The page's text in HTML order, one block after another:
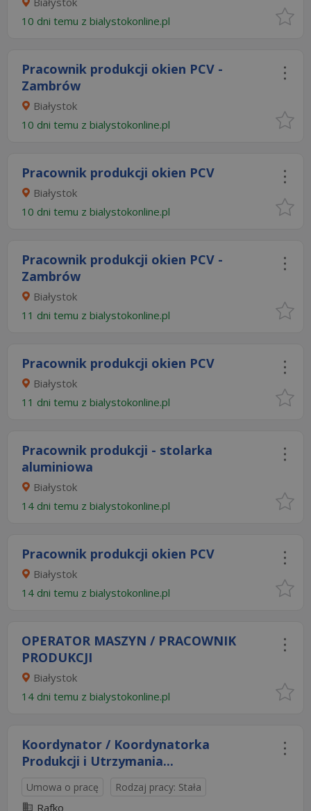
10 dni temu z bialystokonline.pl
Pracownik produkcji okien PCV -
Zambrów
Białystok
10 dni temu z bialystokonline.pl
Pracownik produkcji okien PCV
Białystok
10 dni temu z bialystokonline.pl
Pracownik produkcji okien PCV -
Zambrów
Białystok
11 dni temu z bialystokonline.pl
Pracownik produkcji okien PCV
Białystok
11 dni temu z bialystokonline.pl
Pracownik produkcji - stolarka
aluminiowa
Białystok
14 dni temu z bialystokonline.pl
Pracownik produkcji okien PCV
Białystok
14 dni temu z bialystokonline.pl
OPERATOR MASZYN / PRACOWNIK
PRODUKCJI
Białystok
14 dni temu z bialystokonline.pl
Koordynator / Koordynatorka
Produkcji i Utrzymania...
Umowa o pracę Rodzaj pracy: Stała
Rafko